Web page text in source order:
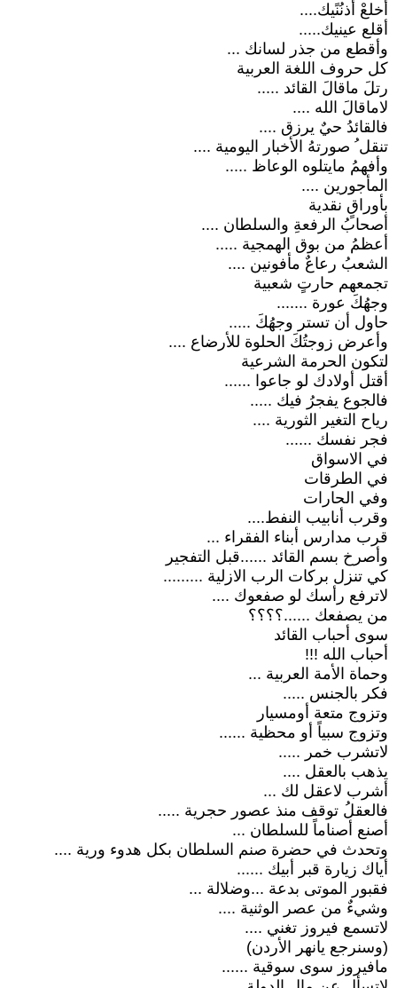
أخلعْ أذنُنًيك....
أقلع عينيك.....
وأقطع من جذر لسانك ...
كل حروف اللغة العربية
رتلَ ماقالَ القائد .....
لاماقالَ الله ....
فالقائدُ حيٌ يرزق ....
تنقل ُ صورتهُ الأخبار اليومية ....
وأفهمُ مايتلوه الوعاظ .....
المأجورين ....
بأوراقٍ نقدية
أصحابُ الرفعةِ والسلطان ....
أعظمُ من بوق الهمجية .....
الشعبُ رعاعٌ مأفونين ....
تجمعهم حارتٍ شعبية
وجهُكَ عورة .......
حاول أن تستر وجهُكَ .....
وأعرض زوجتُكَ الحلوة للأرضاع ....
لتكون الحرمة الشرعية
أقتل أولادك لو جاعوا ......
فالجوع يفجرُ فيك .....
رياح التغير الثورية ....
فجر نفسك ......
في الاسواق
في الطرقات
وفي الحارات
وقرب أنابيب النفط....
قرب مدارس أبناء الفقراء ...
وأصرخ بسم القائد ......قبل التفجير
كي تنزل بركات الرب الازلية .........
لاترفع رأسك لو صفعوك ....
من يصفعك ......؟؟؟؟
سوى أحباب القائد
أحباب الله !!!
وحماة الأمة العربية ...
فكر بالجنس .....
وتزوج متعة أومسيار
وتزوج سبياً أو محظية ......
لاتشرب خمر .....
يذهب بالعقل ....
أشرب لاعقل لك ...
فالعقلُ توقف منذ عصور حجرية .....
أصنع أصناماً للسلطان ...
وتحدث في حضرة صنم السلطان بكل هدوء ورية ....
أياك زيارة قبر أبيك ......
فقبور الموتى بدعة ...وضلالة ...
وشيءٌ من عصر الوثنية ....
لاتسمع فيروز تغني ....
(وسنرجع يانهر الأردن)
مافيروز سوى سوقية ......